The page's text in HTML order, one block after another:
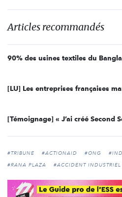
Articles recommandés
#TRIBUNE #ACTIONAID #ONG
#RANA PLAZA
#ACCIDENT INDUSTRIEL